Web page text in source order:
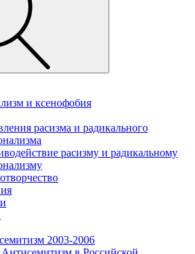
и ксенофобия
расизма и радикального
расизму и радикальному
2003-2006